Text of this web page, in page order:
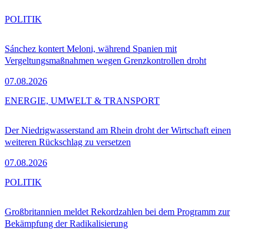
Sánchez kontert Meloni, während Spanien mit
Vergeltungsmaßnahmen wegen Grenzkontrollen droht
07.08.2026
POLITIK
Der Niedrigwasserstand am Rhein droht der Wirtschaft einen
weiteren Rückschlag zu versetzen
07.08.2026
ENERGIE, UMWELT & TRANSPORT
Großbritannien meldet Rekordzahlen bei dem Programm zur
Bekämpfung der Radikalisierung
POLITIK